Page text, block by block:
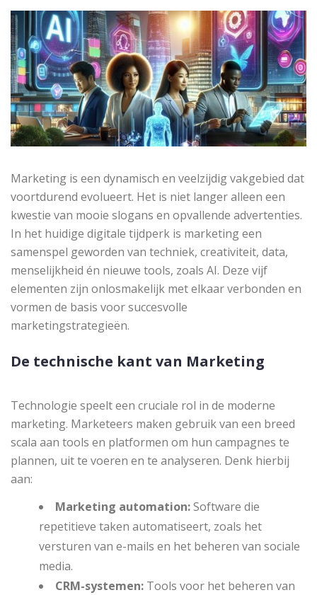
Marketing is een dynamisch en veelzijdig vakgebied dat
voortdurend evolueert. Het is niet langer alleen een
kwestie van mooie slogans en opvallende advertenties.
In het huidige digitale tijdperk is marketing een
samenspel geworden van techniek, creativiteit, data,
menselijkheid én nieuwe tools, zoals AI. Deze vijf
elementen zijn onlosmakelijk met elkaar verbonden en
vormen de basis voor succesvolle
marketingstrategieën.
De technische kant van Marketing
Technologie speelt een cruciale rol in de moderne
marketing. Marketeers maken gebruik van een breed
scala aan tools en platformen om hun campagnes te
plannen, uit te voeren en te analyseren. Denk hierbij
aan:
Marketing automation:Software die
repetitieve taken automatiseert, zoals het
versturen van e-mails en het beheren van sociale
media.
CRM-systemen: Tools voor het beheren van